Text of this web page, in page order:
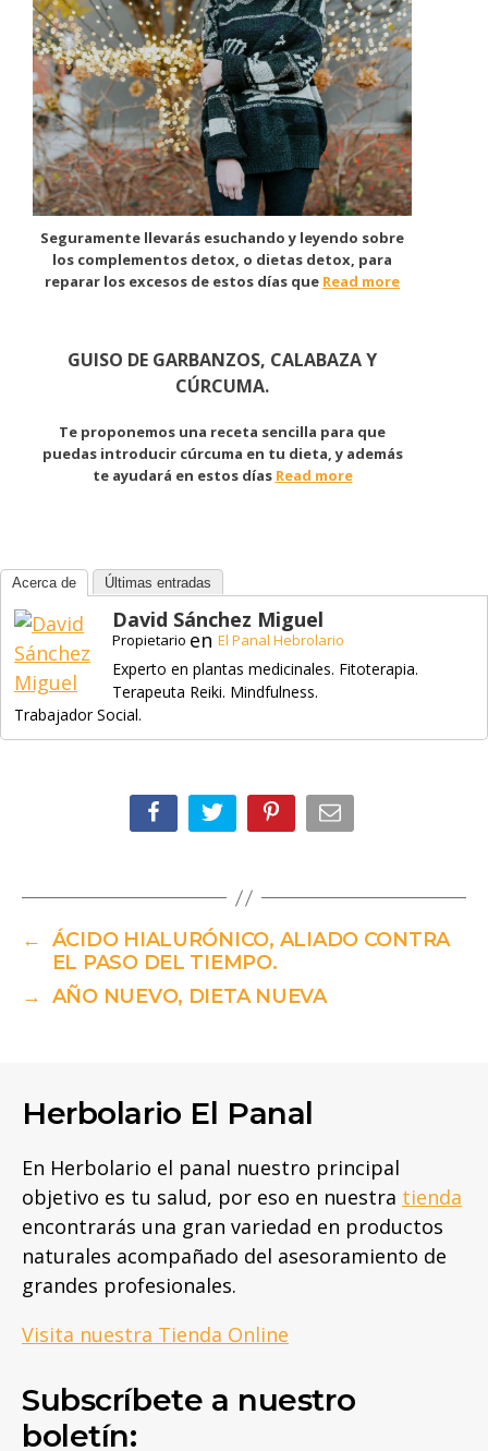
Seguramente llevarás esuchando y leyendo sobre
los complementos detox, o dietas detox, para
reparar los excesos de estos días que Read more
GUISO DE GARBANZOS, CALABAZA Y
CÚRCUMA.
Te proponemos una receta sencilla para que
puedas introducir cúrcuma en tu dieta, y además
te ayudará en estos días Read more
Acerca de Últimas entradas
David Sánchez Miguel
Propietario en El Panal Hebrolario
Experto en plantas medicinales. Fitoterapia.
Terapeuta Reiki. Mindfulness.
Trabajador Social.
← ÁCIDO HIALURÓNICO, ALIADO CONTRA
EL PASO DEL TIEMPO.
→ AÑO NUEVO, DIETA NUEVA
Herbolario El Panal
En Herbolario el panal nuestro principal
objetivo es tu salud, por eso en nuestra tienda
encontrarás una gran variedad en productos
naturales acompañado del asesoramiento de
grandes profesionales.
Visita nuestra Tienda Online
Subscríbete a nuestro
boletín: